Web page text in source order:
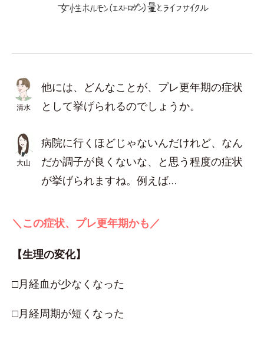
清水
他には、どんなことが、プレ更年期の症状
として挙げられるのでしょうか。
大山
病院に行くほどじゃないんだけれど、なん
だか調子が良くないな、と思う程度の症状
が挙げられますね。例えば…
＼この症状、プレ更年期かも／
【生理の変化】
□月経血が少なくなった
□月経周期が短くなった